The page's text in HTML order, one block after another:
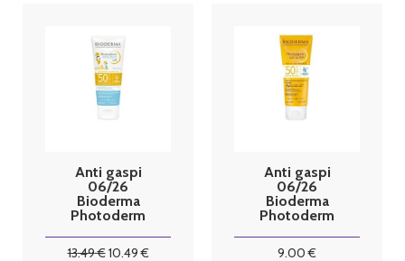
Anti gaspi
06/26
Bioderma
Photoderm
SPF50 -
13.49€10.49€
Anti gaspi
06/26
Bioderma
Photoderm
SPF50+ 100ml
9.00 €